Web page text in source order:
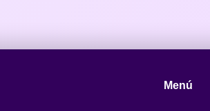
Menú